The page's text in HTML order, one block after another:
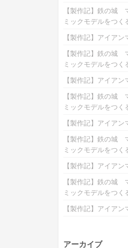
【製作記】鉄の城
ミックモデルをつ
【製作記】アイア
【製作記】鉄の城
ミックモデルをつ
【製作記】アイア
【製作記】鉄の城
ミックモデルをつ
【製作記】アイア
【製作記】鉄の城
ミックモデルをつ
【製作記】アイア
【製作記】鉄の城
ミックモデルをつ
【製作記】アイア
アーカイブ